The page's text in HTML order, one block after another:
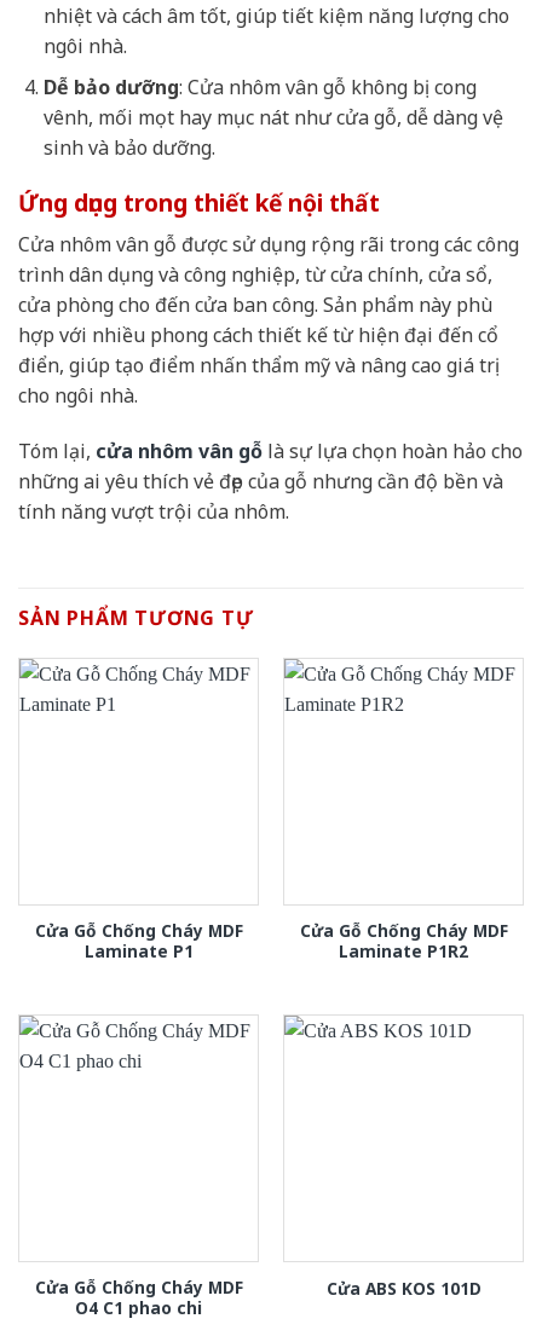
nhiệt và cách âm tốt, giúp tiết kiệm năng lượng cho
ngôi nhà.
Dễ bảo dưỡng: Cửa nhôm vân gỗ không bị cong
vênh, mối mọt hay mục nát như cửa gỗ, dễ dàng vệ
sinh và bảo dưỡng.
Ứng dụng trong thiết kế nội thất
Cửa nhôm vân gỗ được sử dụng rộng rãi trong các công
trình dân dụng và công nghiệp, từ cửa chính, cửa sổ,
cửa phòng cho đến cửa ban công. Sản phẩm này phù
hợp với nhiều phong cách thiết kế từ hiện đại đến cổ
điển, giúp tạo điểm nhấn thẩm mỹ và nâng cao giá trị
cho ngôi nhà.
Tóm lại, cửa nhôm vân gỗ là sự lựa chọn hoàn hảo cho
những ai yêu thích vẻ đẹp của gỗ nhưng cần độ bền và
tính năng vượt trội của nhôm.
SẢN PHẨM TƯƠNG TỰ
Cửa Gỗ Chống Cháy MDF
Laminate P1
Cửa Gỗ Chống Cháy MDF
Laminate P1R2
Cửa Gỗ Chống Cháy MDF
O4 C1 phao chi
Cửa ABS KOS 101D